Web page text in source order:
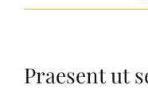
Praesent ut